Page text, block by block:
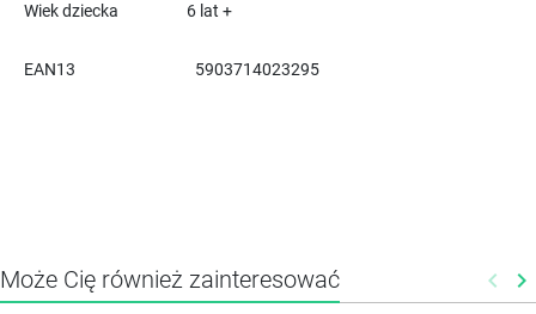
Wiek dziecka 6 lat +
EAN13 5903714023295
Może Cię również zainteresować keyboard_arrow_left keyboard_arrow_right